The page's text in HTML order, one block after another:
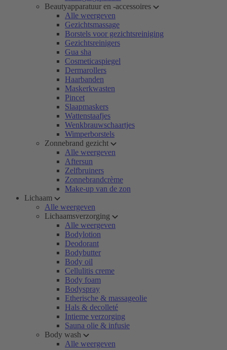
Beautyapparatuur en -accessoires
Alle weergeven
Gezichtsmassage
Borstels voor gezichtsreiniging
Gezichtsreinigers
Gua sha
Cosmeticaspiegel
Dermarollers
Haarbanden
Maskerkwasten
Pincet
Slaapmaskers
Wattenstaafjes
Wenkbrauwschaartjes
Wimperborstels
Zonnebrand gezicht
Alle weergeven
Aftersun
Zelfbruiners
Zonnebrandcrème
Make-up van de zon
Lichaam
Alle weergeven
Lichaamsverzorging
Alle weergeven
Bodylotion
Deodorant
Bodybutter
Body oil
Cellulitis creme
Body foam
Bodyspray
Etherische & massageolie
Hals & decolleté
Intieme verzorging
Sauna olie & infusie
Body wash
Alle weergeven